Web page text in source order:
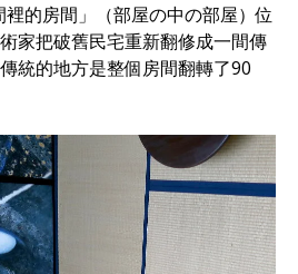
的房間」（部屋の中の部屋）位
家把破舊民宅重新翻修成一間傳
統的地方是整個房間翻轉了90